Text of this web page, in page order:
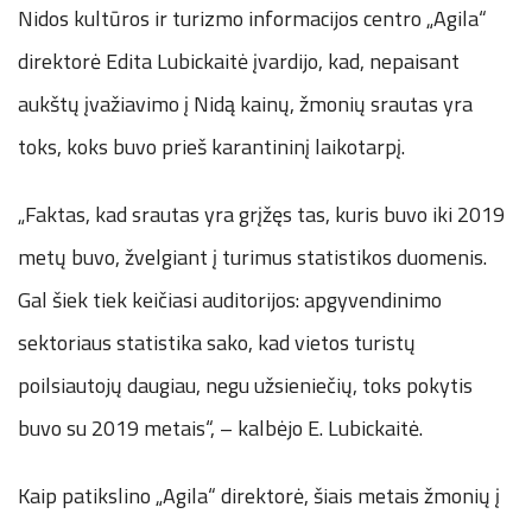
Nidos kultūros ir turizmo informacijos centro „Agila“
direktorė Edita Lubickaitė įvardijo, kad, nepaisant
aukštų įvažiavimo į Nidą kainų, žmonių srautas yra
toks, koks buvo prieš karantininį laikotarpį.
„Faktas, kad srautas yra grįžęs tas, kuris buvo iki 2019
metų buvo, žvelgiant į turimus statistikos duomenis.
Gal šiek tiek keičiasi auditorijos: apgyvendinimo
sektoriaus statistika sako, kad vietos turistų
poilsiautojų daugiau, negu užsieniečių, toks pokytis
buvo su 2019 metais“, – kalbėjo E. Lubickaitė.
Kaip patikslino „Agila“ direktorė, šiais metais žmonių į